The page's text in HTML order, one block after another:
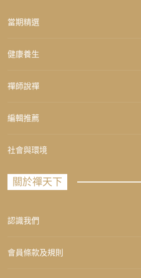
當期精選
健康養生
禪師說禪
編輯推薦
社會與環境
關於禪天下
認識我們
會員條款及規則